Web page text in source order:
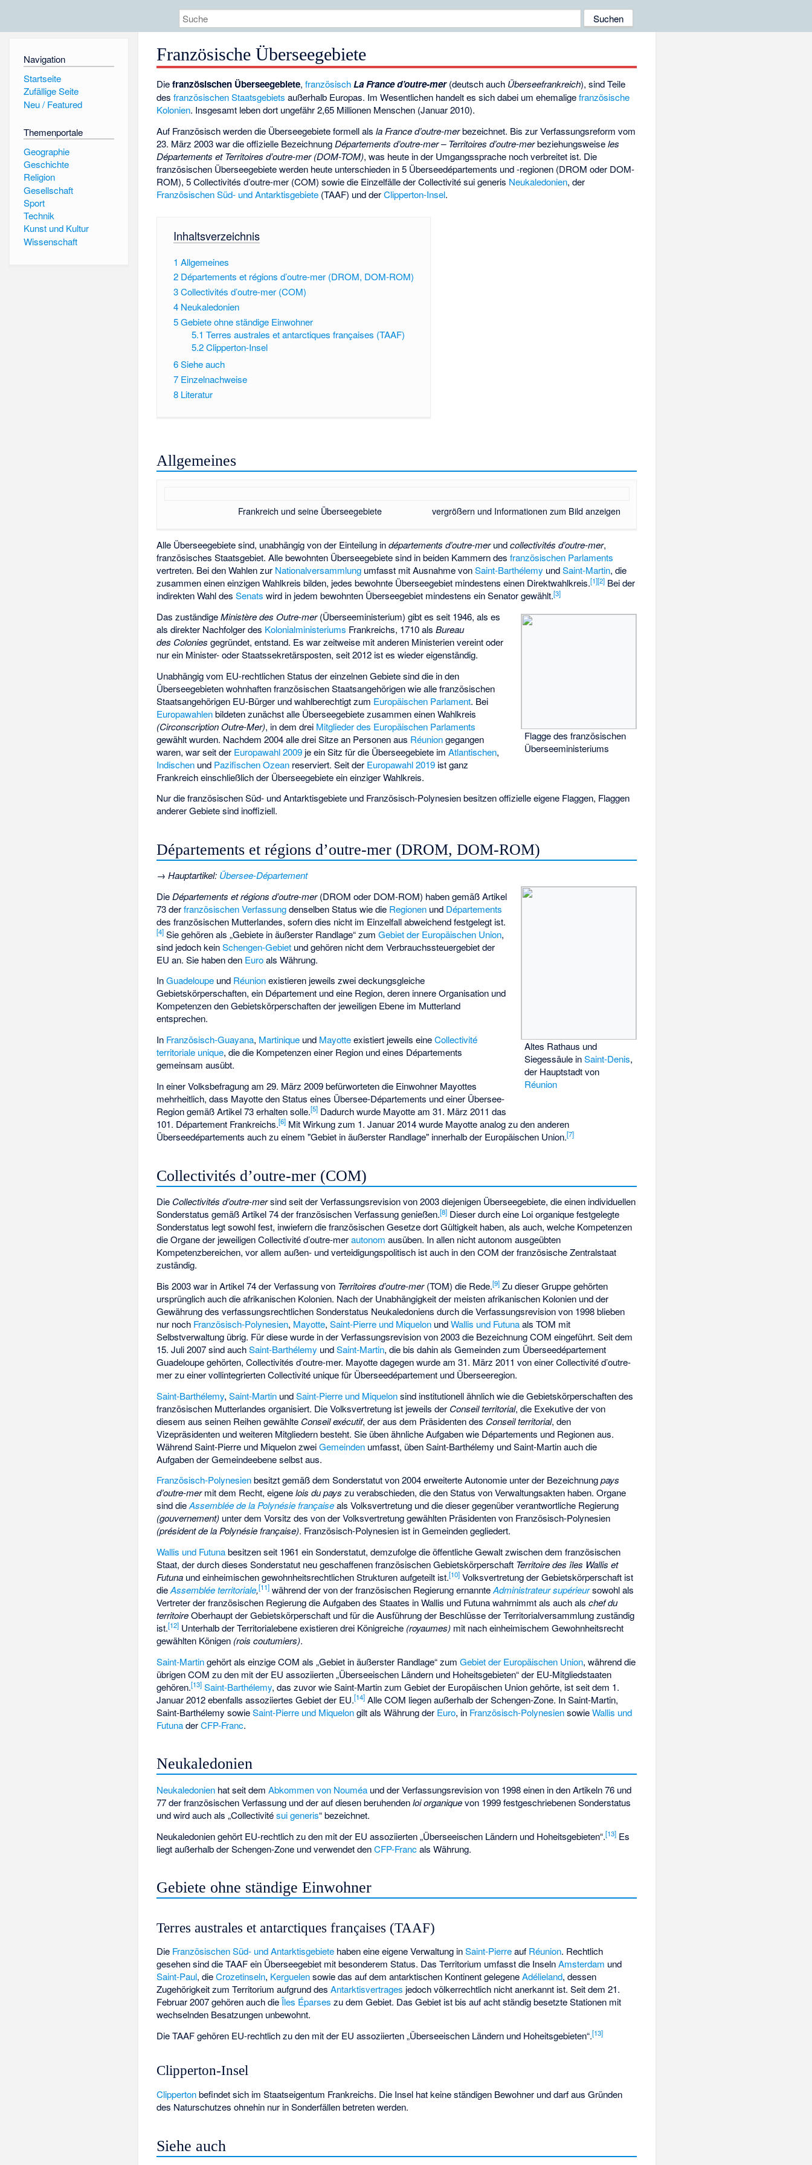
Navigation
Startseite
Zufällige Seite
Neu / Featured
Themenportale
Geographie
Geschichte
Religion
Gesellschaft
Sport
Technik
Kunst und Kultur
Wissenschaft
Französische Überseegebiete
Diefranzösischen Überseegebiete,französisch La France d’outre-mer(deutsch auch Überseefrankreich), sind Teile
desfranzösischen Staatsgebiets außerhalb Europas. Im Wesentlichen handelt es sich dabei um ehemaligefranzösische
Kolonien. Insgesamt leben dort ungefähr 2,65 Millionen Menschen (Januar 2010).
Auf Französisch werden die Überseegebiete formell alsla France d’outre-merbezeichnet. Bis zur Verfassungsreform vom
23. März 2003 war die offizielle BezeichnungDépartements d’outre-mer – Territoires d’outre-merbeziehungsweiseles
Départements et Territoires d’outre-mer (DOM-TOM), was heute in der Umgangssprache noch verbreitet ist. Die
französischen Überseegebiete werden heute unterschieden in 5 Überseedépartements und -regionen (DROM oder DOM-
ROM), 5 Collectivités d’outre-mer (COM) sowie die Einzelfälle der Collectivité sui generis Neukaledonien, der
Französischen Süd- und Antarktisgebiete (TAAF) und derClipperton-Insel.
Inhaltsverzeichnis
1 Allgemeines
2 Départements et régions d’outre-mer (DROM, DOM-ROM)
3Collectivités d’outre-mer (COM)
4 Neukaledonien
5Gebiete ohne ständige Einwohner
5.1 Terres australes et antarctiques françaises (TAAF)
5.2 Clipperton-Insel
6Siehe auch
7 Einzelnachweise
8 Literatur
Allgemeines
vergrößern und Informationen zum Bild anzeigen
Frankreich und seine Überseegebiete
Alle Überseegebiete sind, unabhängig von der Einteilung indépartements d’outre-merundcollectivités d’outre-mer,
französisches Staatsgebiet. Alle bewohnten Überseegebiete sind in beiden Kammern desfranzösischen Parlaments
vertreten. Bei den Wahlen zur Nationalversammlung umfasst mit Ausnahme vonSaint-Barthélemy undSaint-Martin, die
zusammen einen einzigen Wahlkreis bilden, jedes bewohnte Überseegebiet mindestens einen Direktwahlkreis.[1][2] Bei der
indirekten Wahl desSenats wird in jedem bewohnten Überseegebiet mindestens ein Senator gewählt.[3]
Flagge des französischen
Überseeministeriums
Das zuständigeMinistère des Outre-mer(Überseeministerium) gibt es seit 1946, als es
als direkter Nachfolger des Kolonialministeriums Frankreichs, 1710 alsBureau
des Colonies gegründet, entstand. Es war zeitweise mit anderen Ministerien vereint oder
nur ein Minister- oder Staatssekretärsposten, seit 2012 ist es wieder eigenständig.
Unabhängig vom EU-rechtlichen Status der einzelnen Gebiete sind die in den
Überseegebieten wohnhaften französischen Staatsangehörigen wie alle französischen
Staatsangehörigen EU-Bürger und wahlberechtigt zum Europäischen Parlament. Bei
Europawahlenbildeten zunächst alle Überseegebiete zusammen einen Wahlkreis
(Circonscription Outre-Mer), in dem drei Mitglieder des Europäischen Parlaments
gewählt wurden. Nachdem 2004 alle drei Sitze an Personen aus Réuniongegangen
waren, war seit der Europawahl 2009 je ein Sitz für die Überseegebiete imAtlantischen,
Indischen und Pazifischen Ozean reserviert. Seit der Europawahl 2019 ist ganz
Frankreich einschließlich der Überseegebiete ein einziger Wahlkreis.
Nur die französischen Süd- und Antarktisgebiete und Französisch-Polynesien besitzen offizielle eigene Flaggen, Flaggen
anderer Gebiete sind inoffiziell.
Départements et régions d’outre-mer (DROM, DOM-ROM)
→Hauptartikel: Übersee-Département
Altes Rathaus und
Siegessäule inSaint-Denis,
der Hauptstadt von
Réunion
DieDépartements et régions d’outre-mer(DROM oder DOM-ROM) haben gemäß Artikel
73 derfranzösischen Verfassungdenselben Status wie die Regionen und Départements
des französischen Mutterlandes, sofern dies nicht im Einzelfall abweichend festgelegt ist.
[4] Sie gehören als „Gebiete in äußerster Randlage“ zumGebiet der Europäischen Union,
sind jedoch keinSchengen-Gebiet und gehören nicht dem Verbrauchssteuergebiet der
EU an. Sie haben den Euroals Währung.
InGuadeloupe und Réunionexistieren jeweils zwei deckungsgleiche
Gebietskörperschaften, ein Département und eine Region, deren innere Organisation und
Kompetenzen den Gebietskörperschaften der jeweiligen Ebene im Mutterland
entsprechen.
In Französisch-Guayana, Martinique und Mayotteexistiert jeweils eineCollectivité
territoriale unique, die die Kompetenzen einer Region und eines Départements
gemeinsam ausübt.
In einer Volksbefragung am 29. März 2009 befürworteten die Einwohner Mayottes
mehrheitlich, dass Mayotte den Status eines Übersee-Départements und einer Übersee-
Region gemäß Artikel 73 erhalten solle.[5] Dadurch wurde Mayotte am 31. März 2011 das
101. Département Frankreichs.[6] Mit Wirkung zum 1. Januar 2014 wurde Mayotte analog zu den anderen
Überseedépartements auch zu einem "Gebiet in äußerster Randlage" innerhalb der Europäischen Union.[7]
Collectivités d’outre-mer (COM)
Die Collectivités d’outre-mersind seit der Verfassungsrevision von 2003 diejenigen Überseegebiete, die einen individuellen
Sonderstatus gemäß Artikel 74 der französischen Verfassung genießen.[8] Dieser durch eine Loi organique festgelegte
Sonderstatus legt sowohl fest, inwiefern die französischen Gesetze dort Gültigkeit haben, als auch, welche Kompetenzen
die Organe der jeweiligen Collectivité d’outre-merautonom ausüben. In allen nicht autonom ausgeübten
Kompetenzbereichen, vor allem außen- und verteidigungspolitisch ist auch in den COM der französische Zentralstaat
zuständig.
Bis 2003 war in Artikel 74 der Verfassung von Territoires d’outre-mer(TOM) die Rede.[9] Zu dieser Gruppe gehörten
ursprünglich auch die afrikanischen Kolonien. Nach der Unabhängigkeit der meisten afrikanischen Kolonien und der
Gewährung des verfassungsrechtlichen Sonderstatus Neukaledoniens durch die Verfassungsrevision von 1998 blieben
nur noch Französisch-Polynesien, Mayotte,Saint-Pierre und Miquelon undWallis und Futunaals TOM mit
Selbstverwaltung übrig. Für diese wurde in der Verfassungsrevision von 2003 die Bezeichnung COM eingeführt. Seit dem
15. Juli 2007 sind auchSaint-Barthélemy undSaint-Martin, die bis dahin als Gemeinden zum Überseedépartement
Guadeloupe gehörten, Collectivités d’outre-mer. Mayotte dagegen wurde am 31. März 2011 von einer Collectivité d’outre-
mer zu einer vollintegrierten Collectivité unique für Überseedépartement und Überseeregion.
Saint-Barthélemy,Saint-Martin undSaint-Pierre und Miquelonsind institutionell ähnlich wie die Gebietskörperschaften des
französischen Mutterlandes organisiert. Die Volksvertretung ist jeweils der Conseil territorial, die Exekutive der von
diesem aus seinen Reihen gewählte Conseil exécutif, der aus dem Präsidenten des Conseil territorial, den
Vizepräsidenten und weiteren Mitgliedern besteht. Sie üben ähnliche Aufgaben wie Départements und Regionen aus.
Während Saint-Pierre und Miquelon zweiGemeinden umfasst, üben Saint-Barthélemy und Saint-Martin auch die
Aufgaben der Gemeindeebene selbst aus.
Französisch-Polynesienbesitzt gemäß dem Sonderstatut von 2004 erweiterte Autonomie unter der Bezeichnungpays
d’outre-mermit dem Recht, eigenelois du pays zu verabschieden, die den Status von Verwaltungsakten haben. Organe
sind dieAssemblée de la Polynésie françaiseals Volksvertretung und die dieser gegenüber verantwortliche Regierung
(gouvernement) unter dem Vorsitz des von der Volksvertretung gewählten Präsidenten von Französisch-Polynesien
(président de la Polynésie française). Französisch-Polynesien ist in Gemeinden gegliedert.
Wallis und Futunabesitzen seit 1961 ein Sonderstatut, demzufolge die öffentliche Gewalt zwischen dem französischen
Staat, der durch dieses Sonderstatut neu geschaffenen französischen Gebietskörperschaft Territoire des îles Wallis et
Futuna und einheimischen gewohnheitsrechtlichen Strukturen aufgeteilt ist.[10] Volksvertretung der Gebietskörperschaft ist
dieAssemblée territoriale,[11] während der von der französischen Regierung ernannteAdministrateur supérieursowohl als
Vertreter der französischen Regierung die Aufgaben des Staates in Wallis und Futuna wahrnimmt als auch alschef du
territoireOberhaupt der Gebietskörperschaft und für die Ausführung der Beschlüsse der Territorialversammlung zuständig
ist.[12] Unterhalb der Territorialebene existieren drei Königreiche (royaumes) mit nach einheimischem Gewohnheitsrecht
gewählten Königen (rois coutumiers).
Saint-Martingehört als einzige COM als „Gebiet in äußerster Randlage“ zumGebiet der Europäischen Union, während die
übrigen COM zu den mit der EU assoziierten „Überseeischen Ländern und Hoheitsgebieten“ der EU-Mitgliedstaaten
gehören.[13] Saint-Barthélemy, das zuvor wie Saint-Martin zum Gebiet der Europäischen Union gehörte, ist seit dem 1.
Januar 2012 ebenfalls assoziiertes Gebiet der EU.[14] Alle COM liegen außerhalb der Schengen-Zone. In Saint-Martin,
Saint-Barthélemy sowieSaint-Pierre und Miquelongilt als Währung der Euro, in Französisch-PolynesiensowieWallis und
FutunaderCFP-Franc.
Neukaledonien
Neukaledonien hat seit demAbkommen von Nouméa und der Verfassungsrevision von 1998 einen in den Artikeln 76 und
77 der französischen Verfassung und der auf diesen beruhendenloi organiquevon 1999 festgeschriebenen Sonderstatus
und wird auch als „Collectivitésui generis“ bezeichnet.
Neukaledonien gehört EU-rechtlich zu den mit der EU assoziierten „Überseeischen Ländern und Hoheitsgebieten“.[13] Es
liegt außerhalb der Schengen-Zone und verwendet denCFP-Francals Währung.
Gebiete ohne ständige Einwohner
Terres australes et antarctiques françaises (TAAF)
Die Französischen Süd- und Antarktisgebiete haben eine eigene Verwaltung inSaint-Pierreauf Réunion. Rechtlich
gesehen sind die TAAF ein Überseegebiet mit besonderem Status. Das Territorium umfasst die InselnAmsterdam und
Saint-Paul, dieCrozetinseln, Kerguelensowie das auf dem antarktischen Kontinent gelegeneAdélieland, dessen
Zugehörigkeit zum Territorium aufgrund desAntarktisvertrages jedoch völkerrechtlich nicht anerkannt ist. Seit dem 21.
Februar 2007 gehören auch dieÎles Éparses zu dem Gebiet. Das Gebiet ist bis auf acht ständig besetzte Stationen mit
wechselnden Besatzungen unbewohnt.
Die TAAF gehören EU-rechtlich zu den mit der EU assoziierten „Überseeischen Ländern und Hoheitsgebieten“.[13]
Clipperton-Insel
Clippertonbefindet sich im Staatseigentum Frankreichs. Die Insel hat keine ständigen Bewohner und darf aus Gründen
des Naturschutzes ohnehin nur in Sonderfällen betreten werden.
Siehe auch